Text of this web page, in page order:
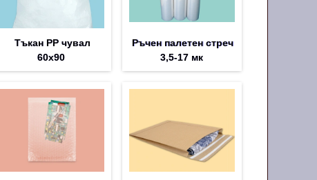
Тъкан PP чувал
60х90
Ръчен палетен стреч
3,5-17 мк